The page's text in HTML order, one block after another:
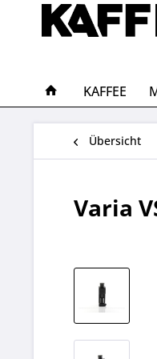
KAFFEE
Übersicht
Varia